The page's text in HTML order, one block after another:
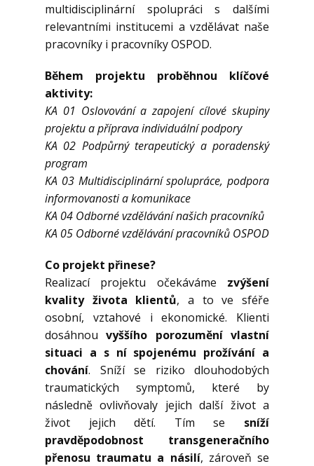
multidisciplinární spolupráci s dalšími
relevantními institucemi a vzdělávat naše
pracovníky i pracovníky OSPOD.
Během projektu proběhnou klíčové
aktivity:
KA 01 Oslovování a zapojení cílové skupiny
projektu a příprava individuální podpory
KA 02 Podpůrný terapeutický a poradenský
program
KA 03 Multidisciplinární spolupráce, podpora
informovanosti a komunikace
KA 04 Odborné vzdělávání našich pracovníků
KA 05 Odborné vzdělávání pracovníků OSPOD
Co projekt přinese?
Realizací projektu očekáváme zvýšení
kvality života klientů, a to ve sféře
osobní, vztahové i ekonomické. Klienti
dosáhnouvyššího porozumění vlastní
situaci a s ní spojenému prožívání a
chování. Sníží se riziko dlouhodobých
traumatických symptomů, které by
následně ovlivňovaly jejich další život a
život jejich dětí. Tím se sníží
pravděpodobnost transgeneračního
přenosu traumatu a násilí, zároveň se